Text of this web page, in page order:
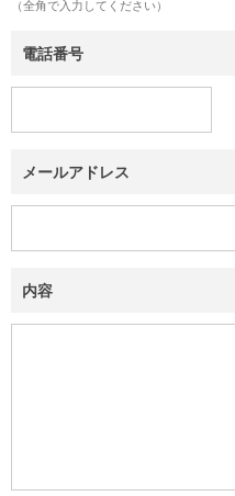
（全角で入力してください）
電話番号
メールアドレス
内容